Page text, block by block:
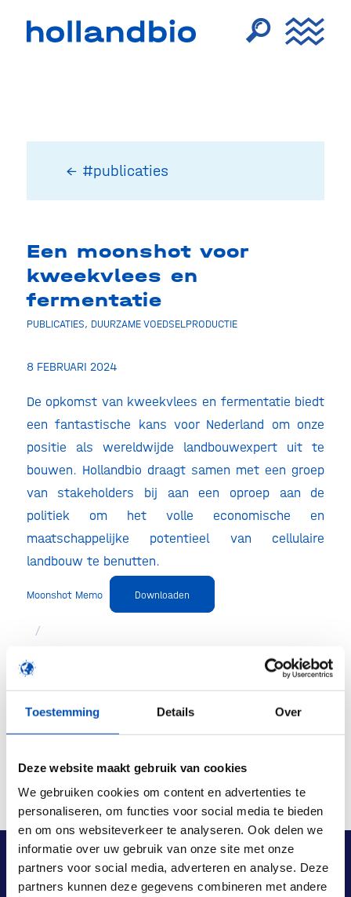
Toestemming Details Over
Deze website maakt gebruik van cookies
We gebruiken cookies om content en advertenties te
personaliseren, om functies voor social media te bieden
en om ons websiteverkeer te analyseren. Ook delen we
informatie over uw gebruik van onze site met onze
partners voor social media, adverteren en analyse. Deze
partners kunnen deze gegevens combineren met andere
← #publicaties
Een moonshot voor
kweekvlees en
fermentatie
PUBLICATIES, DUURZAME VOEDSELPRODUCTIE
8 FEBRUARI 2024
De opkomst van kweekvlees en fermentatie biedt
een fantastische kans voor Nederland om onze
positie als wereldwijde landbouwexpert uit te
bouwen. Hollandbio draagt samen met een groep
van stakeholders bij aan een oproep aan de
politiek om het volle economische en
maatschappelijke potentieel van cellulaire
landbouw te benutten.
Moonshot Memo Downloaden
/
Deel dit stuk